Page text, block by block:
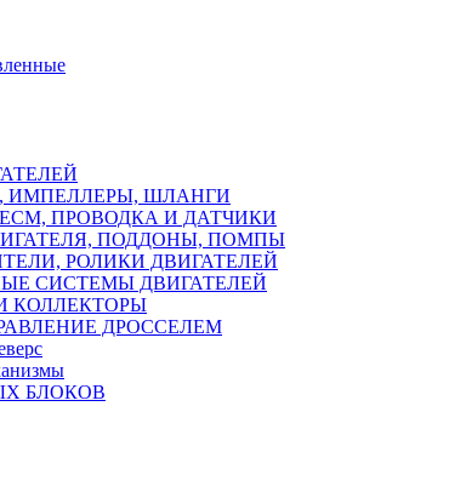
ИМПЕЛЛЕРЫ, ШЛАНГИ
ПРОВОДКА И ДАТЧИКИ
ПОДДОНЫ, ПОМПЫ
РОЛИКИ ДВИГАТЕЛЕЙ
СИСТЕМЫ ДВИГАТЕЛЕЙ
КОЛЛЕКТОРЫ
ДРОССЕЛЕМ
БЛОКОВ